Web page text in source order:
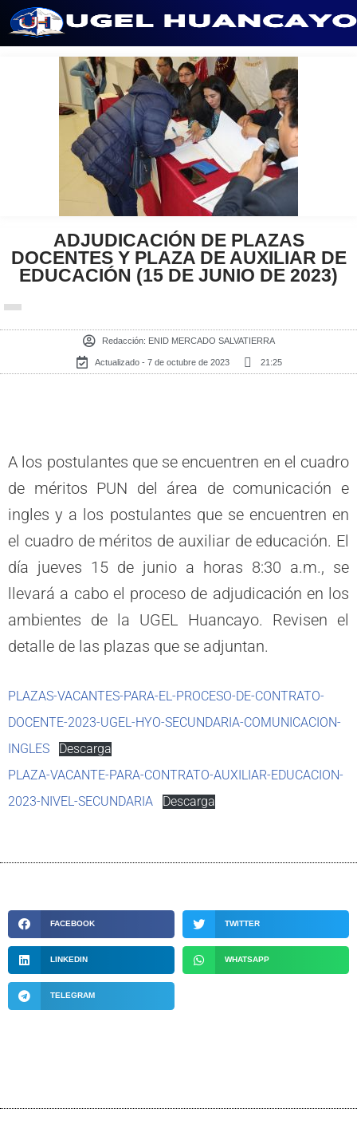
ADJUDICACIÓN DE PLAZAS
DOCENTES Y PLAZA DE AUXILIAR DE
EDUCACIÓN (15 DE JUNIO DE 2023)
Redacción: ENID MERCADO SALVATIERRA
Actualizado - 7 de octubre de 2023 21:25
A los postulantes que se encuentren en el cuadro
de méritos PUN del área de comunicación e
ingles y a los postulantes que se encuentren en
el cuadro de méritos de auxiliar de educación. El
día jueves 15 de junio a horas 8:30 a.m., se
llevará a cabo el proceso de adjudicación en los
ambientes de la UGEL Huancayo. Revisen el
detalle de las plazas que se adjuntan.
PLAZAS-VACANTES-PARA-EL-PROCESO-DE-CONTRATO-
DOCENTE-2023-UGEL-HYO-SECUNDARIA-COMUNICACION-
INGLES
Descarga
PLAZA-VACANTE-PARA-CONTRATO-AUXILIAR-EDUCACION-
2023-NIVEL-SECUNDARIA
Descarga
FACEBOOK TWITTER
LINKEDIN WHATSAPP
TELEGRAM